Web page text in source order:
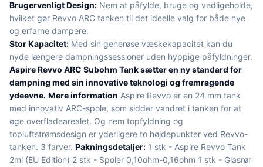
Brugervenligt Design: Nem at påfylde, bruge og vedligeholde,
hvilket gør Revvo ARC tanken til det ideelle valg for både nye
og erfarne dampere.
Stor Kapacitet: Med sin generøse væskekapacitet kan du
nyde længere dampningssessioner uden hyppige påfyldninger.
Aspire Revvo ARC Subohm Tank sætter en ny standard for
dampning med sin innovative teknologi og fremragende
ydeevne. Mere information Aspire Revvo er en 24 mm tank
med innovativ ARC-spole, som sidder vandret i tanken for at
øge overfladearealet. Og nem topfyldning og
topluftstrømsdesign er yderligere to højdepunkter ved Revvo-
tanken. 3 farver. Pakningsdetaljer: 1 stk - Aspire Revvo Tank
2ml (EU Edition) 2 stk - Spoler 0,10ohm-0,16ohm 1 stk - Glasrør